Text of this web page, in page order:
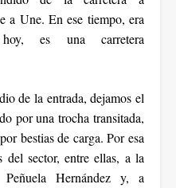
a Une. En ese tiempo, era
es una carretera
de la entrada, dejamos el
por una trocha transitada,
bestias de carga. Por esa
del sector, entre ellas, a la
Hernández y, a